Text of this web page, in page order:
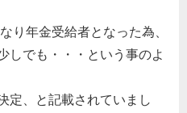
り年金受給者となった為、
しでも・・・という事のよ
定、と記載されていまし